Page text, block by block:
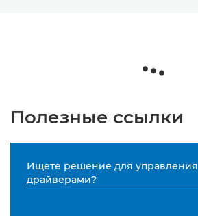
Полезные ссылки
Ищете решение для управления
драйверами?